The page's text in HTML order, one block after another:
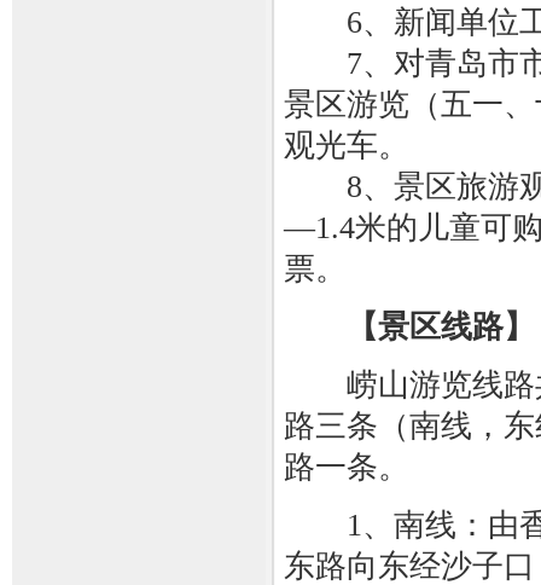
6、新闻单位工
7、对青岛市市
景区游览（五一
观光车。
8、景区旅游观
—1.4米的儿童可
票。
【景区线路】
崂山游览线路
路三条（南线，
路一条。
1、南线：由香
东路向东经沙子